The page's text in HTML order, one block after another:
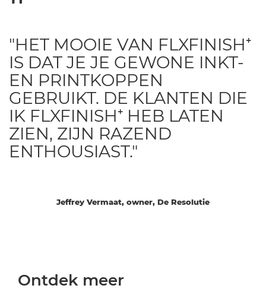
Jeffrey Vermaat, owner, De Resolutie
"HET MOOIE VAN FLXFINISH⁺
IS DAT JE JE GEWONE INKT-
EN PRINTKOPPEN
GEBRUIKT. DE KLANTEN DIE
IK FLXFINISH⁺ HEB LATEN
ZIEN, ZIJN RAZEND
ENTHOUSIAST."
Ontdek meer